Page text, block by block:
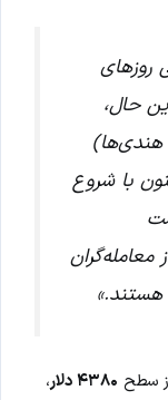
روزهای
حال،
با شروع
معامله‌گران
سطح ۴۳۸۰ دلار
،